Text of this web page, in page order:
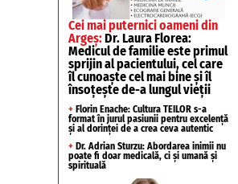
Cei mai puternici oameni din
Argeș:Dr. Laura Florea:
Medicul de familie este primul
sprijin al pacientului, cel care
îl cunoaște cel mai bine și îl
însoțește de-a lungul vieții
+ Florin Enache: Cultura TEILOR s-a
format în jurul pasiunii pentru excelență
și al dorinței de a crea ceva autentic
+ Dr. Adrian Sturzu: Abordarea inimii nu
poate fi doar medicală, ci și umană și
spirituală